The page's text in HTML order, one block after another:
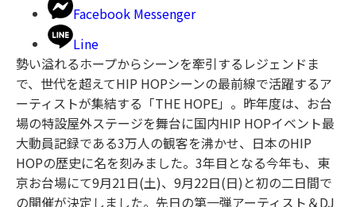
Facebook Messenger
Line
勢い溢れるホープからシーンを牽引するレジェンドま
で、世代を超えてHIP HOPシーンの最前線で活躍するア
ーティストが集結する「THE HOPE」。昨年度は、お台
場の特設屋外ステージを舞台に国内HIP HOPイベント最
大動員記録である3万人の観客を沸かせ、日本のHIP
HOPの歴史に名を刻みました。3年目となる今年も、東
京お台場にて9月21日(土)、9月22日(日)と初の二日間で
の開催が決定しました。先日の第一弾アーティスト＆DJ